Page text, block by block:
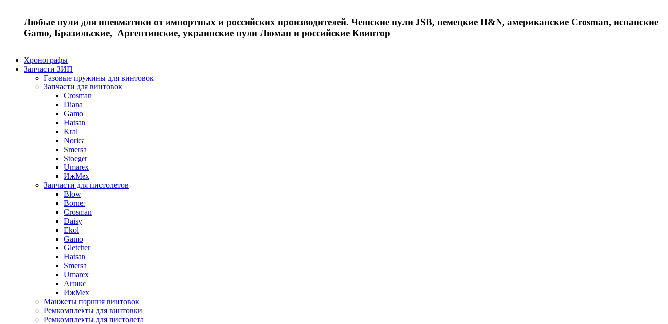
Любые пули для пневматики от импортных и российских производителей. Чешские пули JSB, немецкие H&N, американские Crosman, испанские
Gamo, Бразильские, Аргентинские, украинские пули Люман и российские Квинтор
Хронографы
Запчасти ЗИП
Газовые пружины для винтовок
Запчасти для винтовок
Crosman
Diana
Gamo
Hatsan
Kral
Norica
Smersh
Stoeger
Umarex
ИжМех
Запчасти для пистолетов
Blow
Borner
Crosman
Daisy
Ekol
Gamo
Gletcher
Hatsan
Smersh
Umarex
Аникс
ИжМех
Манжеты поршня винтовок
Ремкомплекты для винтовки
Ремкомплекты для пистолета